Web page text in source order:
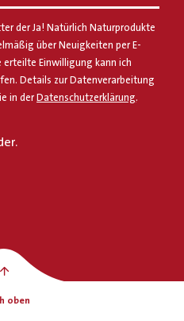
der Ja! Natürlich Naturprodukte
über Neuigkeiten per E-
Einwilligung kann ich
Details zur Datenverarbeitung
in der Datenschutzerklärung.
oben